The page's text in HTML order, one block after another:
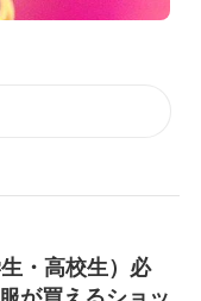
・高校生）必